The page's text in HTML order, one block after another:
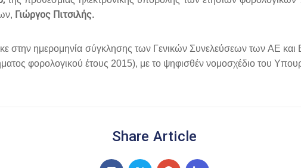
Γιώργος Πιτσιλής.
ημερομηνία σύγκλησης των Γενικών Συνελεύσεων των ΑΕ και
φορολογικού έτους 2015), με το ψηφισθέν νομοσχέδιο του
Share Article